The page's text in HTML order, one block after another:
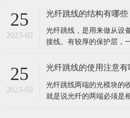
或成组使用的通信线缆组
料外皮构成，光缆内没有
一般无回收价值。
25
2023-02
光纤跳线的结构有哪些
光纤跳线，是用来做从设
接线。有较厚的保护层，
网、光纤数据传输以及局
器插头，用来实现光路活
称为尾纤。光纤跳线（
25
2023-02
光纤跳线的使用注意有
光纤跳线两端的光模块的
就是说光纤的两端必须是